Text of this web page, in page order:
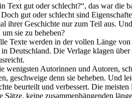
Text gut oder schlecht?“, das war die
gut oder schlecht sind
ihrer Geschichte nur zum Teil aus.
sie zu beheben?
Texte werden in der vollen Länge von
in Deutschland. Die Verlage klagen
wenigsten Autorinnen und Autoren,
geschweige denn sie beheben. Und
beurteilt und verbessert. Die
Sätze, keine zusammenhängenden